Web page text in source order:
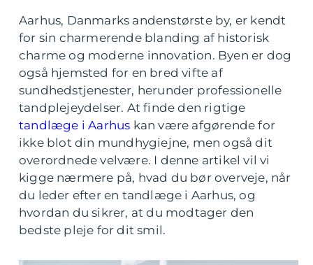
Aarhus, Danmarks andenstørste by, er kendt
for sin charmerende blanding af historisk
charme og moderne innovation. Byen er dog
også hjemsted for en bred vifte af
sundhedstjenester, herunder professionelle
tandplejeydelser. At finde den rigtige
tandlæge i Aarhus kan være afgørende for
ikke blot din mundhygiejne, men også dit
overordnede velvære. I denne artikel vil vi
kigge nærmere på, hvad du bør overveje, når
du leder efter en tandlæge i Aarhus, og
hvordan du sikrer, at du modtager den
bedste pleje for dit smil.